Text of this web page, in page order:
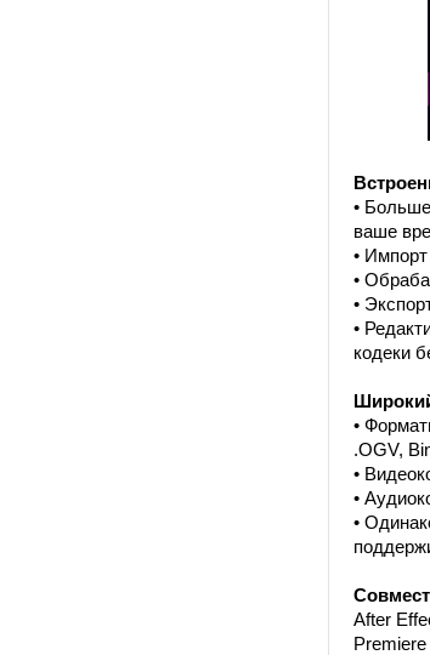
•
ваше
•
•
•
•
кодеки
•
.OGV,
•
•
•
After